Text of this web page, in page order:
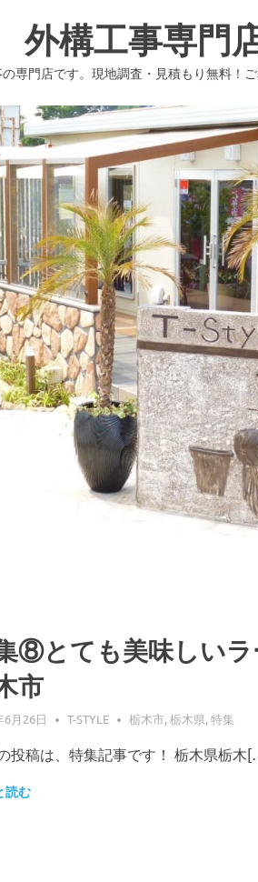
構工事専門
専門店です。現地調査・見積もり無料！ご
⑧とても美味しい
市
6月26日 T-STYLE 栃木市,栃木県,特集
投稿は、特集記事です！ 栃木県栃木
読む